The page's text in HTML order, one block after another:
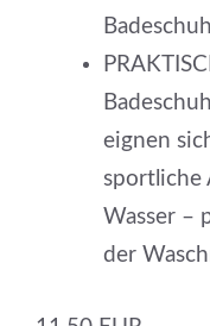
eignen
sportliche
Wasser –
der